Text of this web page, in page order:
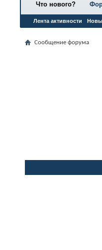
Что нового?
Лента активности
Сообщение форума